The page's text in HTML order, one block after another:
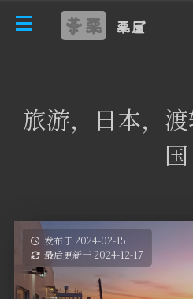
茶栗 栗屋
旅游，日本，
国
发布于 2024-02-15
最后更新于 2024-12-17